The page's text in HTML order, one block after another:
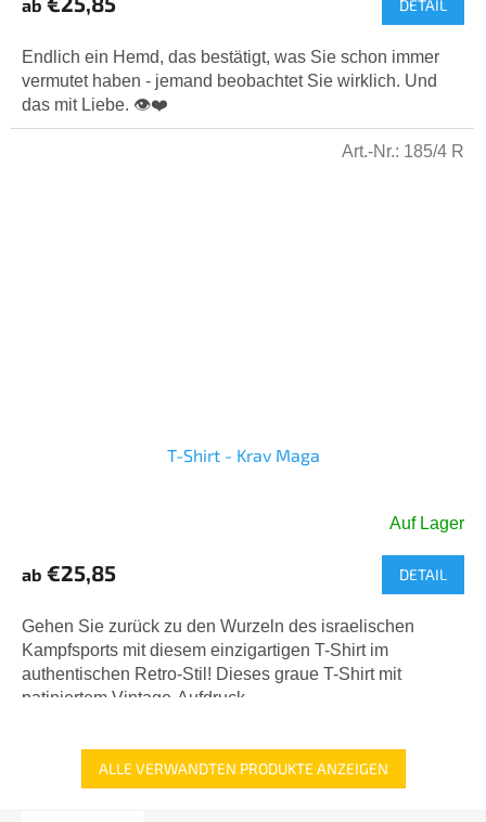
Produktbewertung
5,0
von
5
Sternen.
ab DETAIL
Endlich ein Hemd, das bestätigt, was Sie schon immer
vermutet haben - jemand beobachtet Sie wirklich. Und
das mit Liebe. 👁️❤️
T-Shirt - Krav Maga
Auf Lager
ab €25,85 DETAIL
Gehen Sie zurück zu den Wurzeln des israelischen
Kampfsports mit diesem einzigartigen T-Shirt im
authentischen Retro-Stil! Dieses graue T-Shirt mit
patiniertem Vintage-Aufdruck...
Art.-Nr.: 185/4 R
ALLE VERWANDTEN PRODUKTE ANZEIGEN